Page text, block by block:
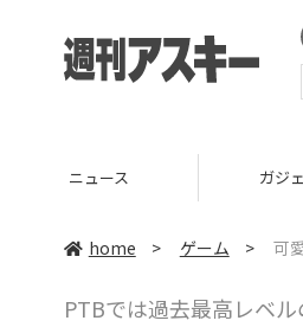
ニュース ガジェット
home > ゲーム > 可
PTBでは過去最高レベ